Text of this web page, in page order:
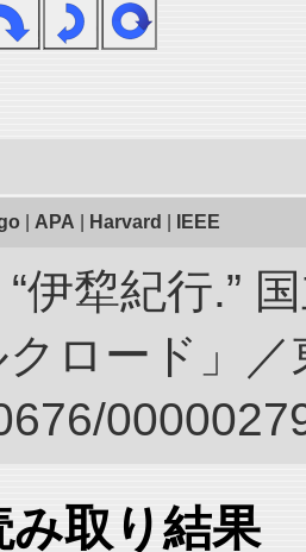
APA Harvard IEEE
“伊犂紀行.”
ロード」／
み取り結果